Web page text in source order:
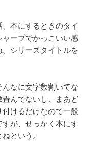
、本にするときのタイ
ャープでかっこいい感
シリーズタイトルを
なに文字数割いてな
んでないし、まあど
けるだけなので一般
が、せっかく本にす
という。